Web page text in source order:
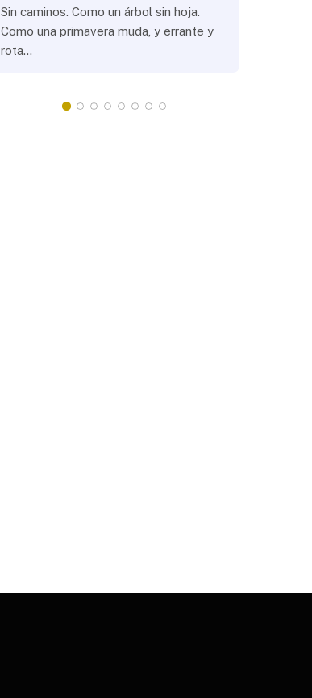
Sin caminos. Como un árbol sin hoja.
Como una primavera muda, y errante y
rota…